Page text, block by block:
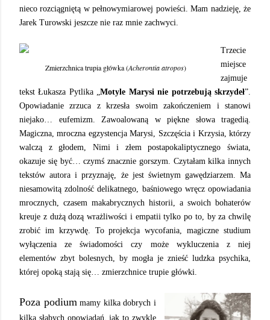
nieco rozciągniętą w pełnowymiarowej powieści. Mam nadzieję, że
Jarek Turowski jeszcze nie raz mnie zachwyci.
Zmierzchnica trupia główka (Acherontia atropos)
Trzecie
miejsce
zajmuje
tekst Łukasza Pytlika „Motyle Marysi nie potrzebują skrzydeł”.
Opowiadanie zrzuca z krzesła swoim zakończeniem i stanowi
niejako… eufemizm. Zawoalowaną w piękne słowa tragedią.
Magiczna, mroczna egzystencja Marysi, Szczęścia i Krzysia, którzy
walczą z głodem, Nimi i złem postapokaliptycznego świata,
okazuje się być… czymś znacznie gorszym. Czytałam kilka innych
tekstów autora i przyznaję, że jest świetnym gawędziarzem. Ma
niesamowitą zdolność delikatnego, baśniowego wręcz opowiadania
mrocznych, czasem makabrycznych historii, a swoich bohaterów
kreuje z dużą dozą wrażliwości i empatii tylko po to, by za chwilę
zrobić im krzywdę. To projekcja wycofania, magiczne studium
wyłączenia ze świadomości czy może wykluczenia z niej
elementów zbyt bolesnych, by mogła je znieść ludzka psychika,
której opoką stają się… zmierzchnice trupie główki.
Poza podium mamy kilka dobrych i
kilka słabych opowiadań, jak to zwykle